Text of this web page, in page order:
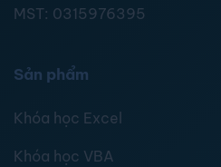
MST: 0315976395
Sản phẩm
Khóa học Excel
Khóa học VBA